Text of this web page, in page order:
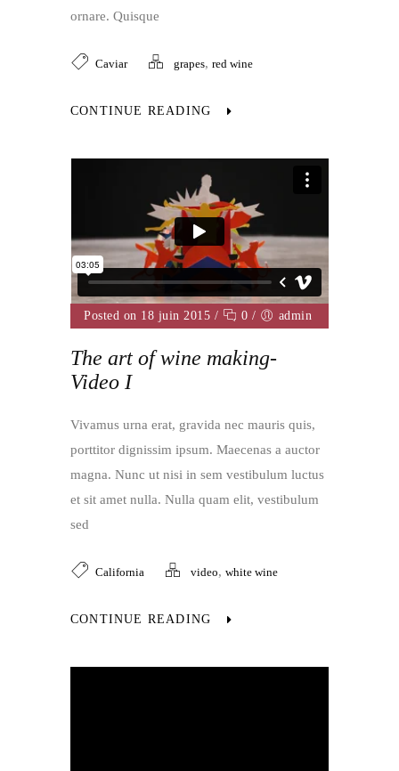
ornare. Quisque
Caviar grapes, red wine
CONTINUE READING
Posted on 18 juin 2015 / 0 / admin
The art of wine making-
Video I
Vivamus urna erat, gravida nec mauris quis,
porttitor dignissim ipsum. Maecenas a auctor
magna. Nunc ut nisi in sem vestibulum luctus
et sit amet nulla. Nulla quam elit, vestibulum
sed
California video, white wine
CONTINUE READING